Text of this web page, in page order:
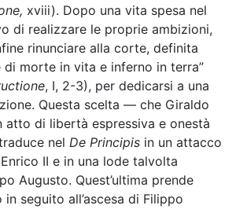
xviii). Dopo una vita spesa nel
di realizzare le proprie ambizioni,
rinunciare alla corte, definita
di morte in vita e inferno in terra”
, I, 2-3), per dedicarsi a una
Questa scelta — che Giraldo
atto di libertà espressiva e onestà
nel De Principis in un attacco
II e in una lode talvolta
Augusto. Quest’ultima prende
seguito all’ascesa di Filippo